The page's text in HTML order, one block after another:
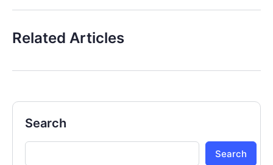
Related Articles
Search
Search